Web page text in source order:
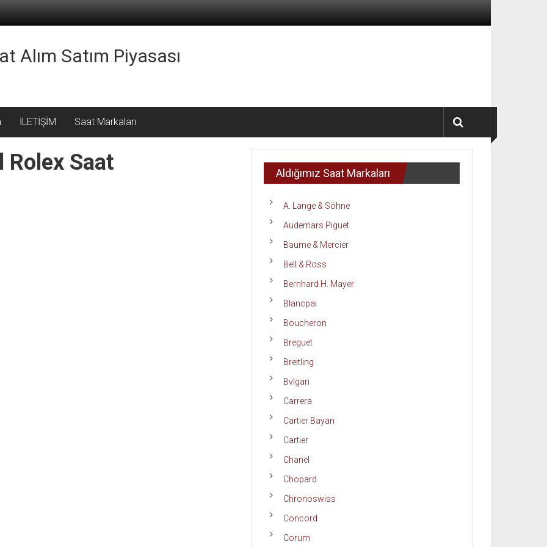
Alım Satım Piyasası
İLETİŞİM Saat Markaları
Saat Aldığımız Saat Markaları
A. Lange & Söhne
Audemars Piguet
Baume & Mercier
Bell & Ross
Bernhard H. Mayer
Blancpai
Boucheron
Breguet
Breitling
Bvlgari
Carrera
Cartier Bayan
Cartier
Chanel
Chopard
Chronoswiss
Concord
Corum